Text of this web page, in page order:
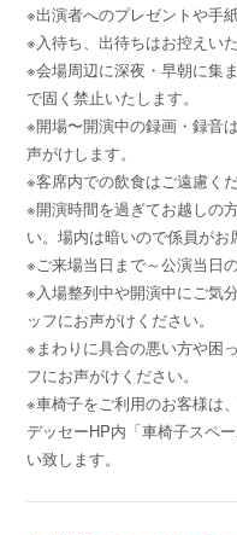
※出演者へのプレゼントや手
※入待ち、出待ちはお控えい
※会場周辺に深夜・早朝に集
で固く禁止いたします。
※開場〜開演中の録画・録音
声がけします。
※客席内での飲食はご遠慮くだ
※開演時間を過ぎてお越しの
い。場内は暗いので係員がお
※ご来場当日まで～公演当日
※入場整列中や開演中にご気
ッフにお声がけください。
※まわりに具合の悪い方や困
フにお声がけください。
※車椅子をご利用のお客様は
デッセーHP内「車椅子スペ
い致します。